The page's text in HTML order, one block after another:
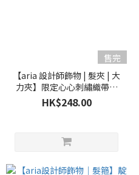
售完
【aria 設計師飾物 | 髮夾 | 大
力夾】限定心心刺繡織帶荷
葉邊大力夾
HK$248.00